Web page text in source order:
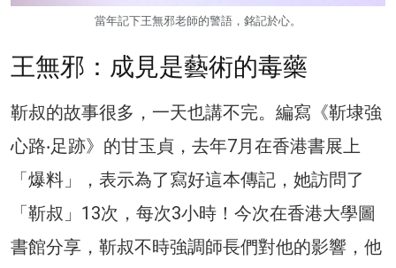
當年記下王無邪老師的警語，銘記於心。
王無邪：成見是藝術的毒藥
靳叔的故事很多，一天也講不完。編寫《靳埭強
心路‧足跡》的甘玉貞，去年7月在香港書展上
「爆料」，表示為了寫好這本傳記，她訪問了
「靳叔」13次，每次3小時！今次在香港大學圖
書館分享，靳叔不時強調師長們對他的影響，他